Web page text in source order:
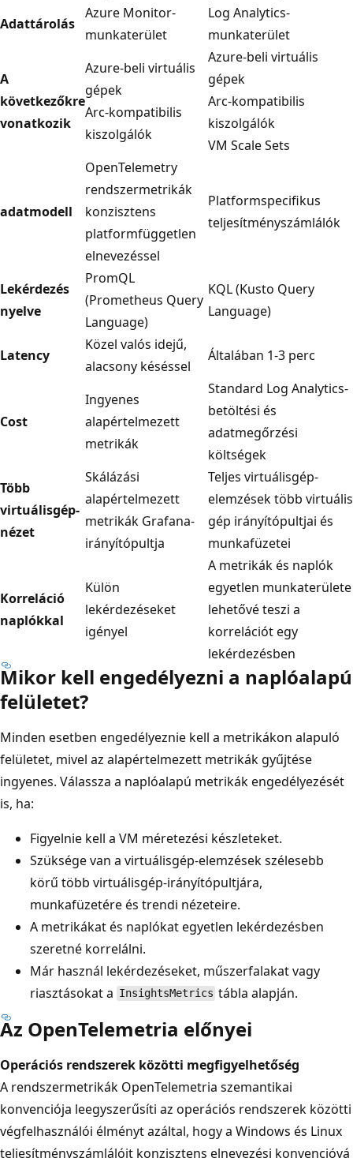
Adattárolás
Azure Monitor-
munkaterület
Log Analytics-
munkaterület
A
következőkre
vonatkozik
Azure-beli virtuális
gépek
Arc-kompatibilis
kiszolgálók
Azure-beli virtuális
gépek
Arc-kompatibilis
kiszolgálók
VM Scale Sets
adatmodell
OpenTelemetry
rendszermetrikák
konzisztens
platformfüggetlen
elnevezéssel
Platformspecifikus
teljesítményszámlálók
Lekérdezés
nyelve
PromQL
(Prometheus Query
Language)
KQL (Kusto Query
Language)
Latency
Közel valós idejű,
alacsony késéssel
Általában 1-3 perc
Cost
Ingyenes
alapértelmezett
metrikák
Standard Log Analytics-
betöltési és
adatmegőrzési
költségek
Több
virtuálisgép-
nézet
Skálázási
alapértelmezett
metrikák Grafana-
irányítópultja
Teljes virtuálisgép-
elemzések több virtuális
gép irányítópultjai és
munkafüzetei
Korreláció
naplókkal
Külön
lekérdezéseket
igényel
A metrikák és naplók
egyetlen munkaterülete
lehetővé teszi a
korrelációt egy
lekérdezésben
Mikor kell engedélyezni a naplóalapú
felületet?
Minden esetben engedélyeznie kell a metrikákon alapuló
felületet, mivel az alapértelmezett metrikák gyűjtése
ingyenes. Válassza a naplóalapú metrikák engedélyezését
is, ha:
Figyelnie kell a VM méretezési készleteket.
Szüksége van a virtuálisgép-elemzések szélesebb
körű több virtuálisgép-irányítópultjára,
munkafüzetére és trendi nézeteire.
A metrikákat és naplókat egyetlen lekérdezésben
szeretné korrelálni.
Már használ lekérdezéseket, műszerfalakat vagy
riasztásokat a InsightsMetrics tábla alapján.
Az OpenTelemetria előnyei
Operációs rendszerek közötti megfigyelhetőség
A rendszermetrikák OpenTelemetria szemantikai
konvenciója leegyszerűsíti az operációs rendszerek közötti
végfelhasználói élményt azáltal, hogy a Windows és Linux
teljesítményszámlálóit konzisztens elnevezési konvencióvá